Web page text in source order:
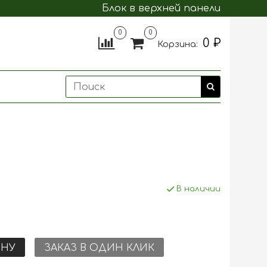
Блок в верхней панели
0 0
Корзина: 0 ₽
В наличии
ЗАКАЗ В ОДИН КЛИК